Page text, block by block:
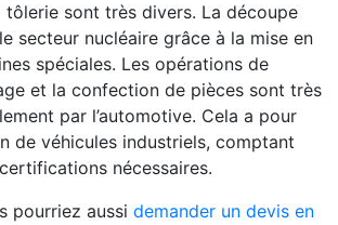
tôlerie sont très divers. La découpe
secteur nucléaire grâce à la mise en
spéciales. Les opérations de
et la confection de pièces sont très
par l’automotive. Cela a pour
de véhicules industriels, comptant
nécessaires.
pourriez aussi demander un devis en